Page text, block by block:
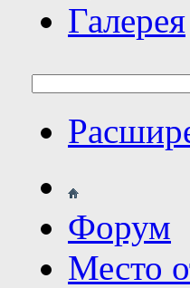
Галерея
Форум
Место